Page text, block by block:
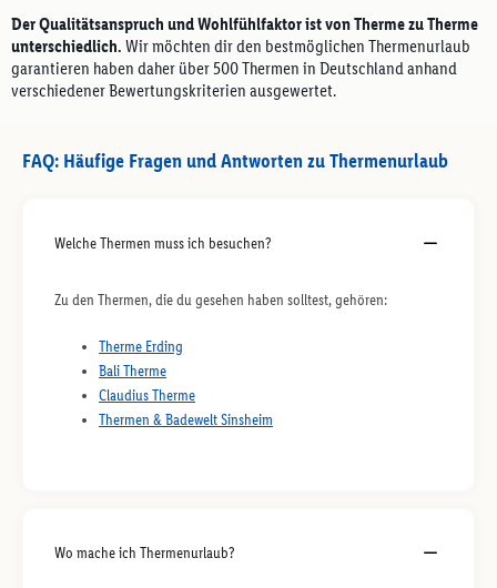
Der Qualitätsanspruch und Wohlfühlfaktor ist von Therme zu Therme
unterschiedlich. Wir möchten dir den bestmöglichen Thermenurlaub
garantieren haben daher über 500 Thermen in Deutschland anhand
verschiedener Bewertungskriterien ausgewertet.
FAQ: Häufige Fragen und Antworten zu Thermenurlaub
Welche Thermen muss ich besuchen?
Zu den Thermen, die du gesehen haben solltest, gehören:
Therme Erding
Bali Therme
Claudius Therme
Thermen & Badewelt Sinsheim
Wo mache ich Thermenurlaub?